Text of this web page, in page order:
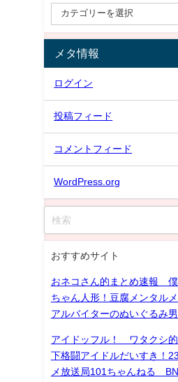
メタ情報
ログイン
投稿フィード
コメントフィード
WordPress.org
おすすめサイト
おネコさん的まとめ速報
ちゃん人形！豆腐メンタル
アルバイターのぬいぐるみ
アイドッフル！ ワタクシ
下格闘アイドルだいすき！
メ放送局101ちゃんねる